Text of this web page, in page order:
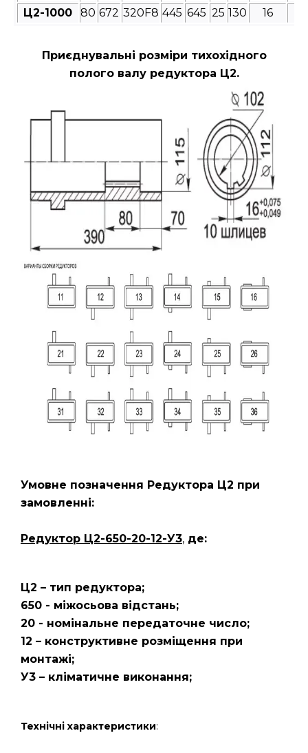
Ц2-1000
80 672 320F8 445 645 25 130 16
Приєднувальні розміри тихохідного
полого валу редуктора Ц2.
Умовне позначення Редуктора Ц2 при
замовленні:
Редуктор Ц2-650-20-12-У3, де:
Ц2 – тип редуктора;
650 - міжосьова відстань;
20 - номінальне передаточне число;
12 – конструктивне розміщення при
монтажі;
У3 – кліматичне виконання;
Технічні характеристики: